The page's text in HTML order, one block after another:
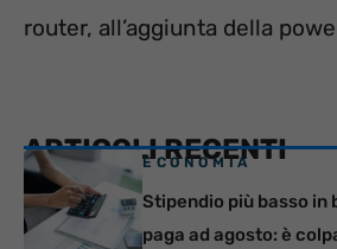
router, all’aggiunta della
ARTICOLI RECENTI
ECONOMIA
Stipendio più basso in
paga ad agosto: è